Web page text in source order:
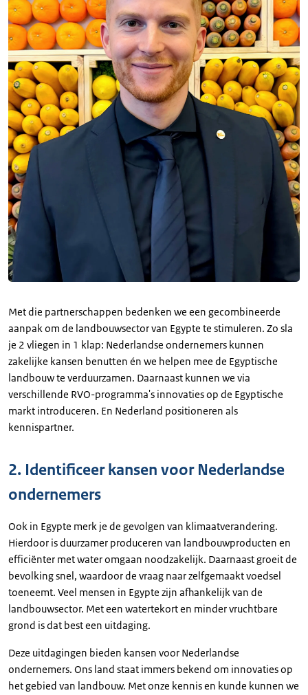
Met die partnerschappen bedenken we een gecombineerde
aanpak om de landbouwsector van Egypte te stimuleren. Zo sla
je 2 vliegen in 1 klap: Nederlandse ondernemers kunnen
zakelijke kansen benutten én we helpen mee de Egyptische
landbouw te verduurzamen. Daarnaast kunnen we via
verschillende RVO-programma's innovaties op de Egyptische
markt introduceren. En Nederland positioneren als
kennispartner.
2. Identificeer kansen voor Nederlandse
ondernemers
Ook in Egypte merk je de gevolgen van klimaatverandering.
Hierdoor is duurzamer produceren van landbouwproducten en
efficiënter met water omgaan noodzakelijk. Daarnaast groeit de
bevolking snel, waardoor de vraag naar zelfgemaakt voedsel
toeneemt. Veel mensen in Egypte zijn afhankelijk van de
landbouwsector. Met een watertekort en minder vruchtbare
grond is dat best een uitdaging.
Deze uitdagingen bieden kansen voor Nederlandse
ondernemers. Ons land staat immers bekend om innovaties op
het gebied van landbouw. Met onze kennis en kunde kunnen we